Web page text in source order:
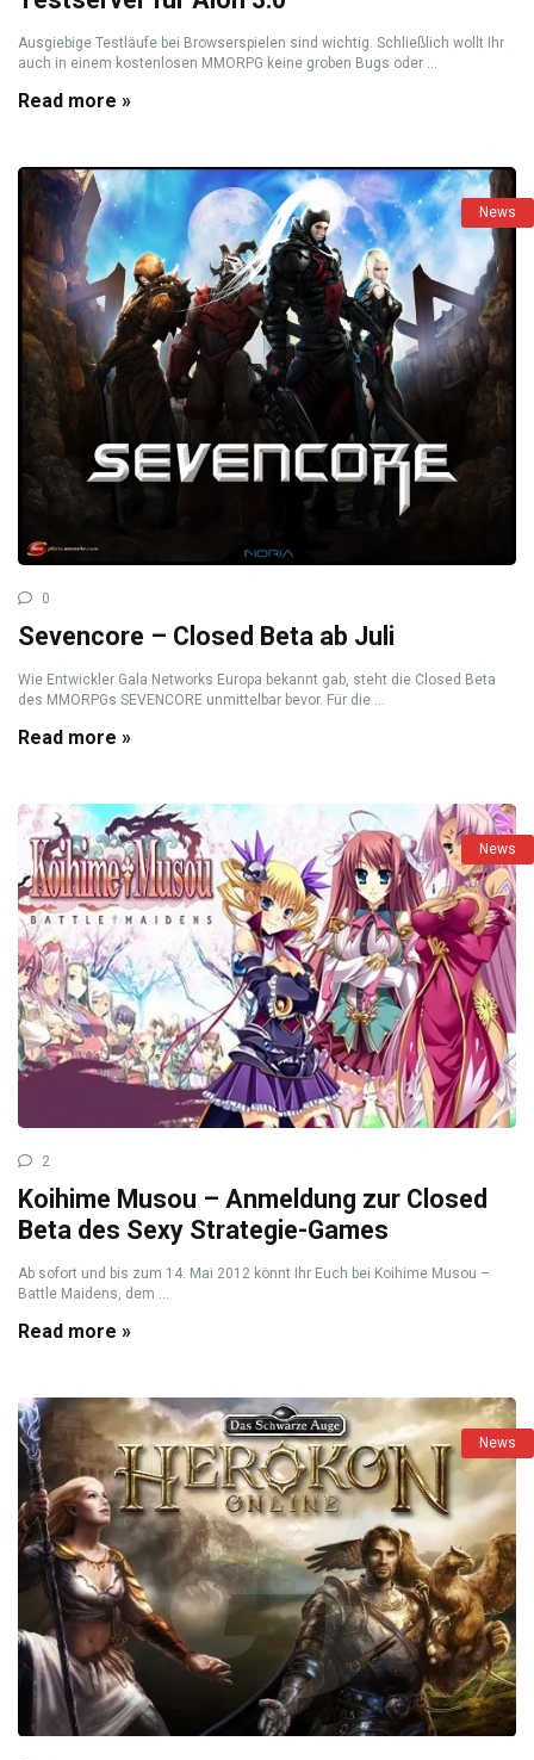
Ausgiebige Testläufe bei Browserspielen sind wichtig. Schließlich wollt Ihr
auch in einem kostenlosen MMORPG keine groben Bugs oder ...
Read more »
News
0
Sevencore – Closed Beta ab Juli
Wie Entwickler Gala Networks Europa bekannt gab, steht die Closed Beta
des MMORPGs SEVENCORE unmittelbar bevor. Für die ...
Read more »
News
2
Koihime Musou – Anmeldung zur Closed
Beta des Sexy Strategie-Games
Ab sofort und bis zum 14. Mai 2012 könnt Ihr Euch bei Koihime Musou –
Battle Maidens, dem ...
Read more »
News